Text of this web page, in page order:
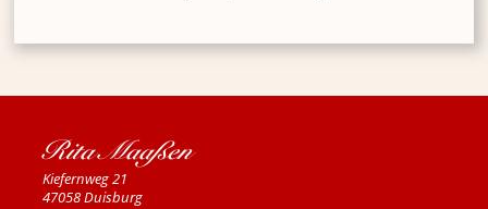
Rita Maa­ßen
Kie­fern­weg 21
47058 Duis­burg